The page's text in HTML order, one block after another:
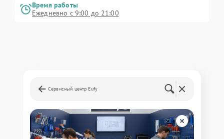
Время работы
Ежедневно с 9:00 до 21:00
Сервисный центр Eufy